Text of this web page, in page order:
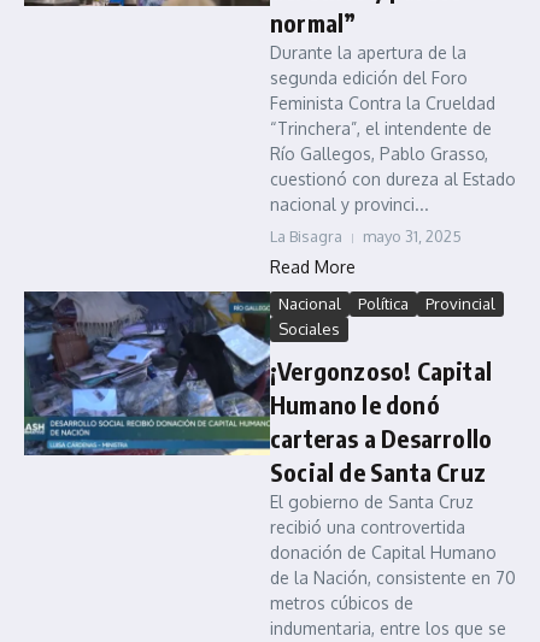
normal”
Durante la apertura de la
segunda edición del Foro
Feminista Contra la Crueldad
“Trinchera”, el intendente de
Río Gallegos, Pablo Grasso,
cuestionó con dureza al Estado
nacional y provinci...
La Bisagra mayo 31, 2025
Read More
Nacional Política
Provincial
Sociales
¡Vergonzoso! Capital
Humano le donó
carteras a Desarrollo
Social de Santa Cruz
El gobierno de Santa Cruz
recibió una controvertida
donación de Capital Humano
de la Nación, consistente en 70
metros cúbicos de
indumentaria, entre los que se